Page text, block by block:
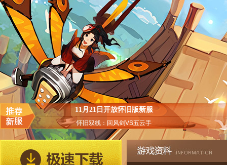
11月21日开放怀旧版新服
怀旧双线：回风剑VS五云手